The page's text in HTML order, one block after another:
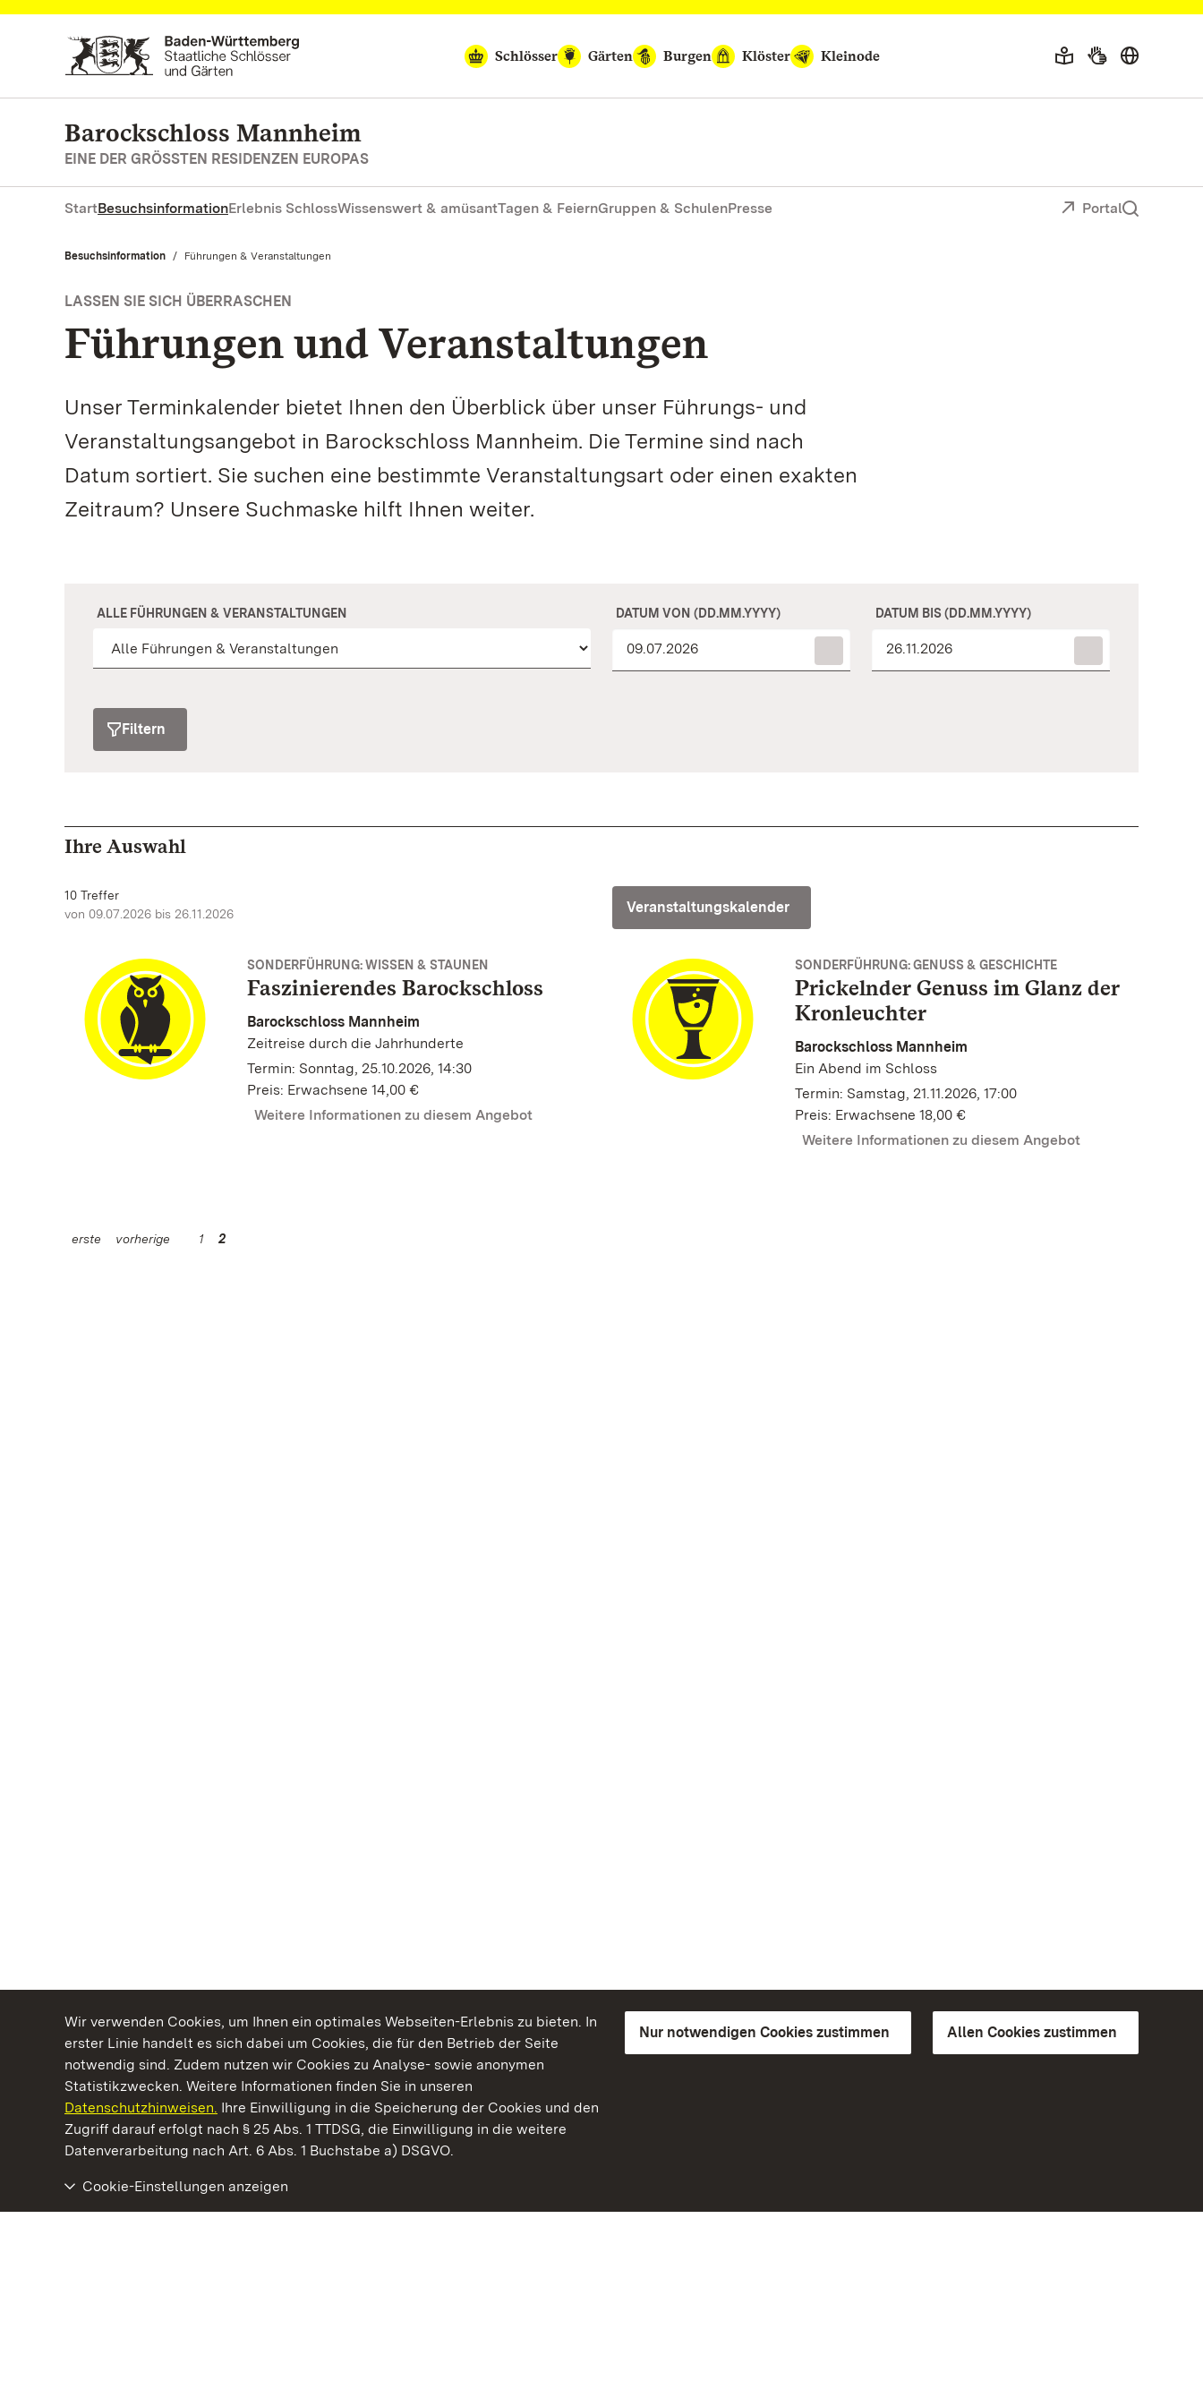
Wir verwenden Cookies, um Ihnen ein optimales Webseiten-Erlebnis zu bieten. In
erster Linie handelt es sich dabei um Cookies, die für den Betrieb der Seite
notwendig sind. Zudem nutzen wir Cookies zu Analyse- sowie anonymen
Statistikzwecken. Weitere Informationen finden Sie in unseren
Datenschutzhinweisen. Ihre Einwilligung in die Speicherung der Cookies und den
Zugriff darauf erfolgt nach § 25 Abs. 1 TTDSG, die Einwilligung in die weitere
Datenverarbeitung nach Art. 6 Abs. 1 Buchstabe a) DSGVO.
Nur notwendigen Cookies zustimmen Allen Cookies zustimmen
Cookie-Einstellungen anzeigen
Zum Hauptinhalt springen
Schlösser
Gärten Burgen Klöster Kleinode
Barockschloss Mannheim
EINE DER GRÖSSTEN RESIDENZEN EUROPAS
StartBesuchsinformationErlebnis SchlossWissenswert & amüsantTagen & FeiernGruppen & SchulenPresse Portal
Besuchsinformation Aktuell:
Führungen & Veranstaltungen
LASSEN SIE SICH ÜBERRASCHEN
Führungen und Veranstaltungen
Unser Terminkalender bietet Ihnen den Überblick über unser Führungs- und
Veranstaltungsangebot in Barockschloss Mannheim. Die Termine sind nach
Datum sortiert. Sie suchen eine bestimmte Veranstaltungsart oder einen exakten
Zeitraum? Unsere Suchmaske hilft Ihnen weiter.
ALLE FÜHRUNGEN & VERANSTALTUNGEN DATUM VON (DD.MM.YYYY) DATUM BIS (DD.MM.YYYY)
Filtern
Ihre Auswahl
10 Treffer
von 09.07.2026 bis 26.11.2026
Veranstaltungskalender
SONDERFÜHRUNG: WISSEN & STAUNEN
Faszinierendes Barockschloss
Barockschloss Mannheim
Zeitreise durch die Jahrhunderte
Termin: Sonntag, 25.10.2026, 14:30
Preis: Erwachsene 14,00 €
Weitere Informationen zu diesem Angebot
SONDERFÜHRUNG: GENUSS & GESCHICHTE
Prickelnder Genuss im Glanz der
Kronleuchter
Barockschloss Mannheim
Ein Abend im Schloss
Termin: Samstag, 21.11.2026, 17:00
Preis: Erwachsene 18,00 €
Weitere Informationen zu diesem Angebot
erste vorherige 1 2
Kommen. Staunen. Genießen.